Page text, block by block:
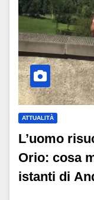
ATTUALITÀ
L’uomo
Orio: cosa
istanti di